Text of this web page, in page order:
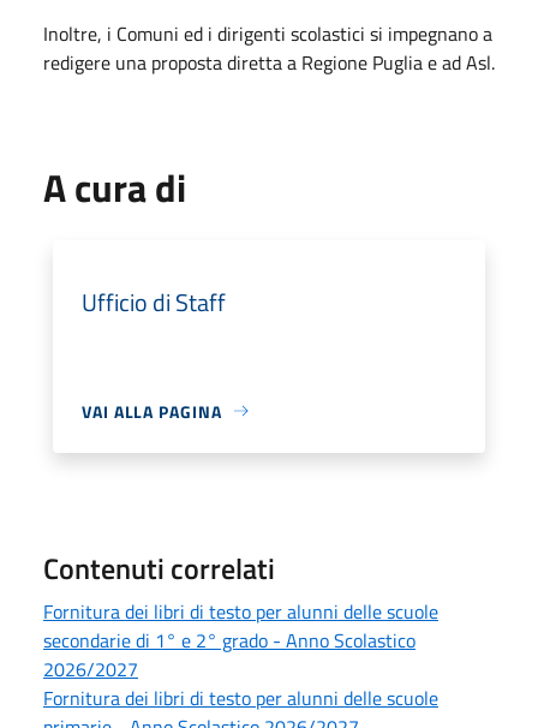
Inoltre, i Comuni ed i dirigenti scolastici si impegnano a
redigere una proposta diretta a Regione Puglia e ad Asl.
A cura di
Ufficio di Staff
VAI ALLA PAGINA
Contenuti correlati
Fornitura dei libri di testo per alunni delle scuole
secondarie di 1° e 2° grado - Anno Scolastico
2026/2027
Fornitura dei libri di testo per alunni delle scuole